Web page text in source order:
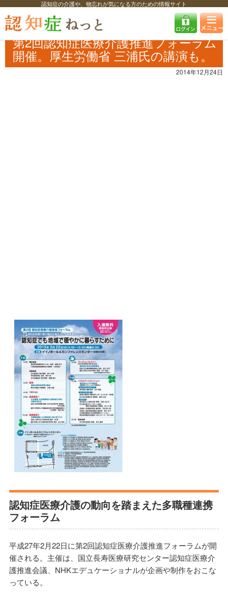
認知症の介護や、物忘れが気になる方のための情報サイト
認知症ねっと 認知症最新ニュース 予防・改善
第2回認知症医療介護
推進フォーラム開催。厚生労働省 三浦氏の講演も。
第2回認知症医療介護推進フォーラム
開催。厚生労働省 三浦氏の講演も。
2014年12月24日
認知症医療介護の動向を踏まえた多職種連携
フォーラム
平成27年2月22日に第2回認知症医療介護推進フォーラムが開
催される。主催は、国立長寿医療研究センター認知症医療介
護推進会議、NHKエデュケーショナルが企画や制作をおこな
っている。